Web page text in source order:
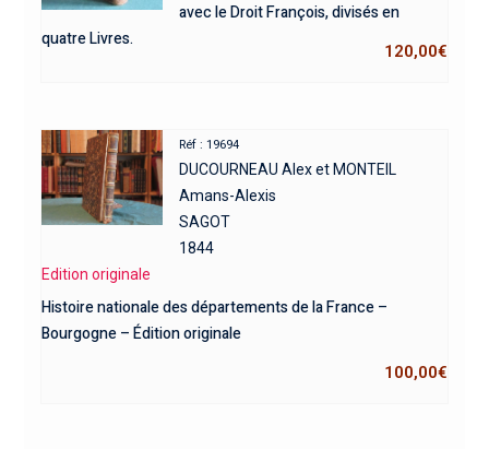
avec le Droit François, divisés en
quatre Livres.
120,00€
Réf : 19694
DUCOURNEAU Alex et MONTEIL
Amans-Alexis
SAGOT
1844
Edition originale
Histoire nationale des départements de la France –
Bourgogne – Édition originale
100,00€